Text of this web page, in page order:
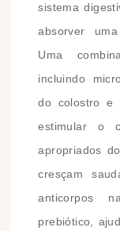
sistema
absorver
Uma
incluindo
do colostro e
estimular o
apropriados
cresçam
anticorpos
prebiótico,